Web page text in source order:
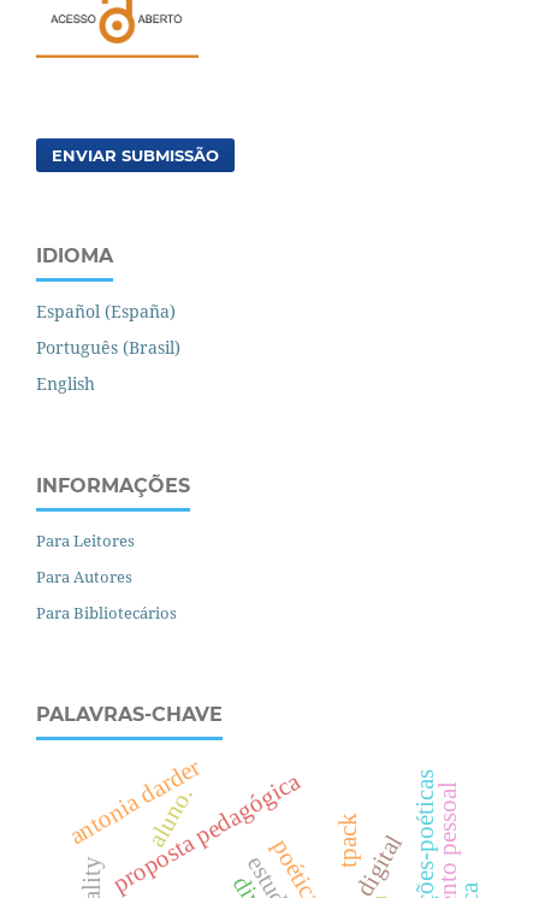
ENVIAR SUBMISSÃO
IDIOMA
Español (España)
Português (Brasil)
English
INFORMAÇÕES
Para Leitores
Para Autores
Para Bibliotecários
PALAVRAS-CHAVE
proposta pedagógica tpack
poética
aluno.
antonia darder